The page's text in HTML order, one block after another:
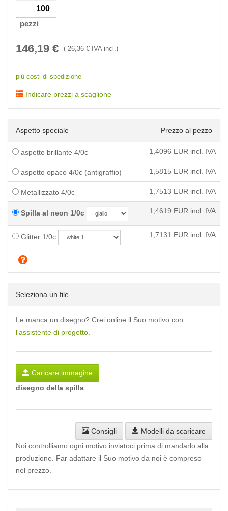
pezzi
146,19 € ( 26,36 € IVA incl.)
più costi di spedizione
Indicare prezzi a scaglione
Aspetto speciale Prezzo al pezzo
aspetto brillante 4/0c 1,4096 EUR incl. IVA
aspetto opaco 4/0c (antigraffio) 1,5815 EUR incl. IVA
Metallizzato 4/0c 1,7513 EUR incl. IVA
Spilla al neon 1/0c 1,4619 EUR incl. IVA
Glitter 1/0c 1,7131 EUR incl. IVA
Seleziona un file
Le manca un disegno? Crei online il Suo motivo con
l'assistente di progetto
Caricare immagine
disegno della spilla
Consigli
Modelli da scaricare
Noi controlliamo ogni motivo inviatoci prima di mandarlo alla
produzione. Far adattare il Suo motivo da noi è compreso
nel prezzo.